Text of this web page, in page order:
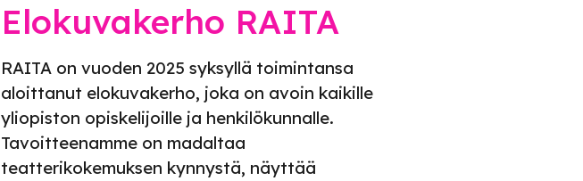
Elokuvakerho RAITA
RAITA on vuoden 2025 syksyllä toimintansa
aloittanut elokuvakerho, joka on avoin kaikille
yliopiston opiskelijoille ja henkilökunnalle.
Tavoitteenamme on madaltaa
teatterikokemuksen kynnystä, näyttää